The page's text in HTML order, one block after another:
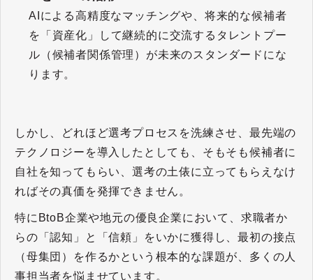
AIによる高精度なマッチングや、将来的な候補者
を「資産化」して継続的に交流するタレントプー
ル（候補者関係管理）が未来のスタンダードにな
ります。
しかし、どれほど選考プロセスを洗練させ、最先端の
テクノロジーを導入したとしても、そもそも候補者に
自社を知ってもらい、選考の土俵に立ってもらえなけ
ればその真価を発揮できません。
特にBtoB企業や地元の優良企業において、求職者か
らの「認知」と「信頼」をいかに獲得し、最初の接点
（母集団）を作るかという根本的な課題が、多くの人
事担当者を悩ませています。